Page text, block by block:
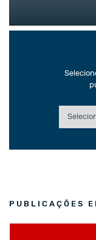
PUBLICAÇÕES